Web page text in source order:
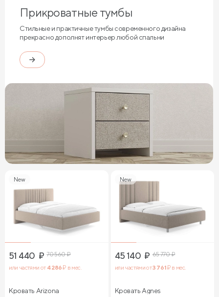
Прикроватные тумбы
Стильные и практичные тумбы современного дизайна
прекрасно дополнят интерьер любой спальни
New
51 440 ₽ 70 560₽
или частями от 4 286₽ в мес.
Кровать Arizona
New
45 140 ₽ 65 770₽
или частями от3 761₽ в мес.
Кровать Agnes